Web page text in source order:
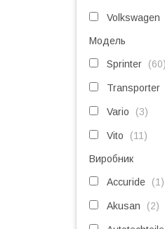
Volkswagen
Модель
Sprinter 60
Transporter
Vario 3
Vito 11
Виробник
Accuride 1
Akusan 2